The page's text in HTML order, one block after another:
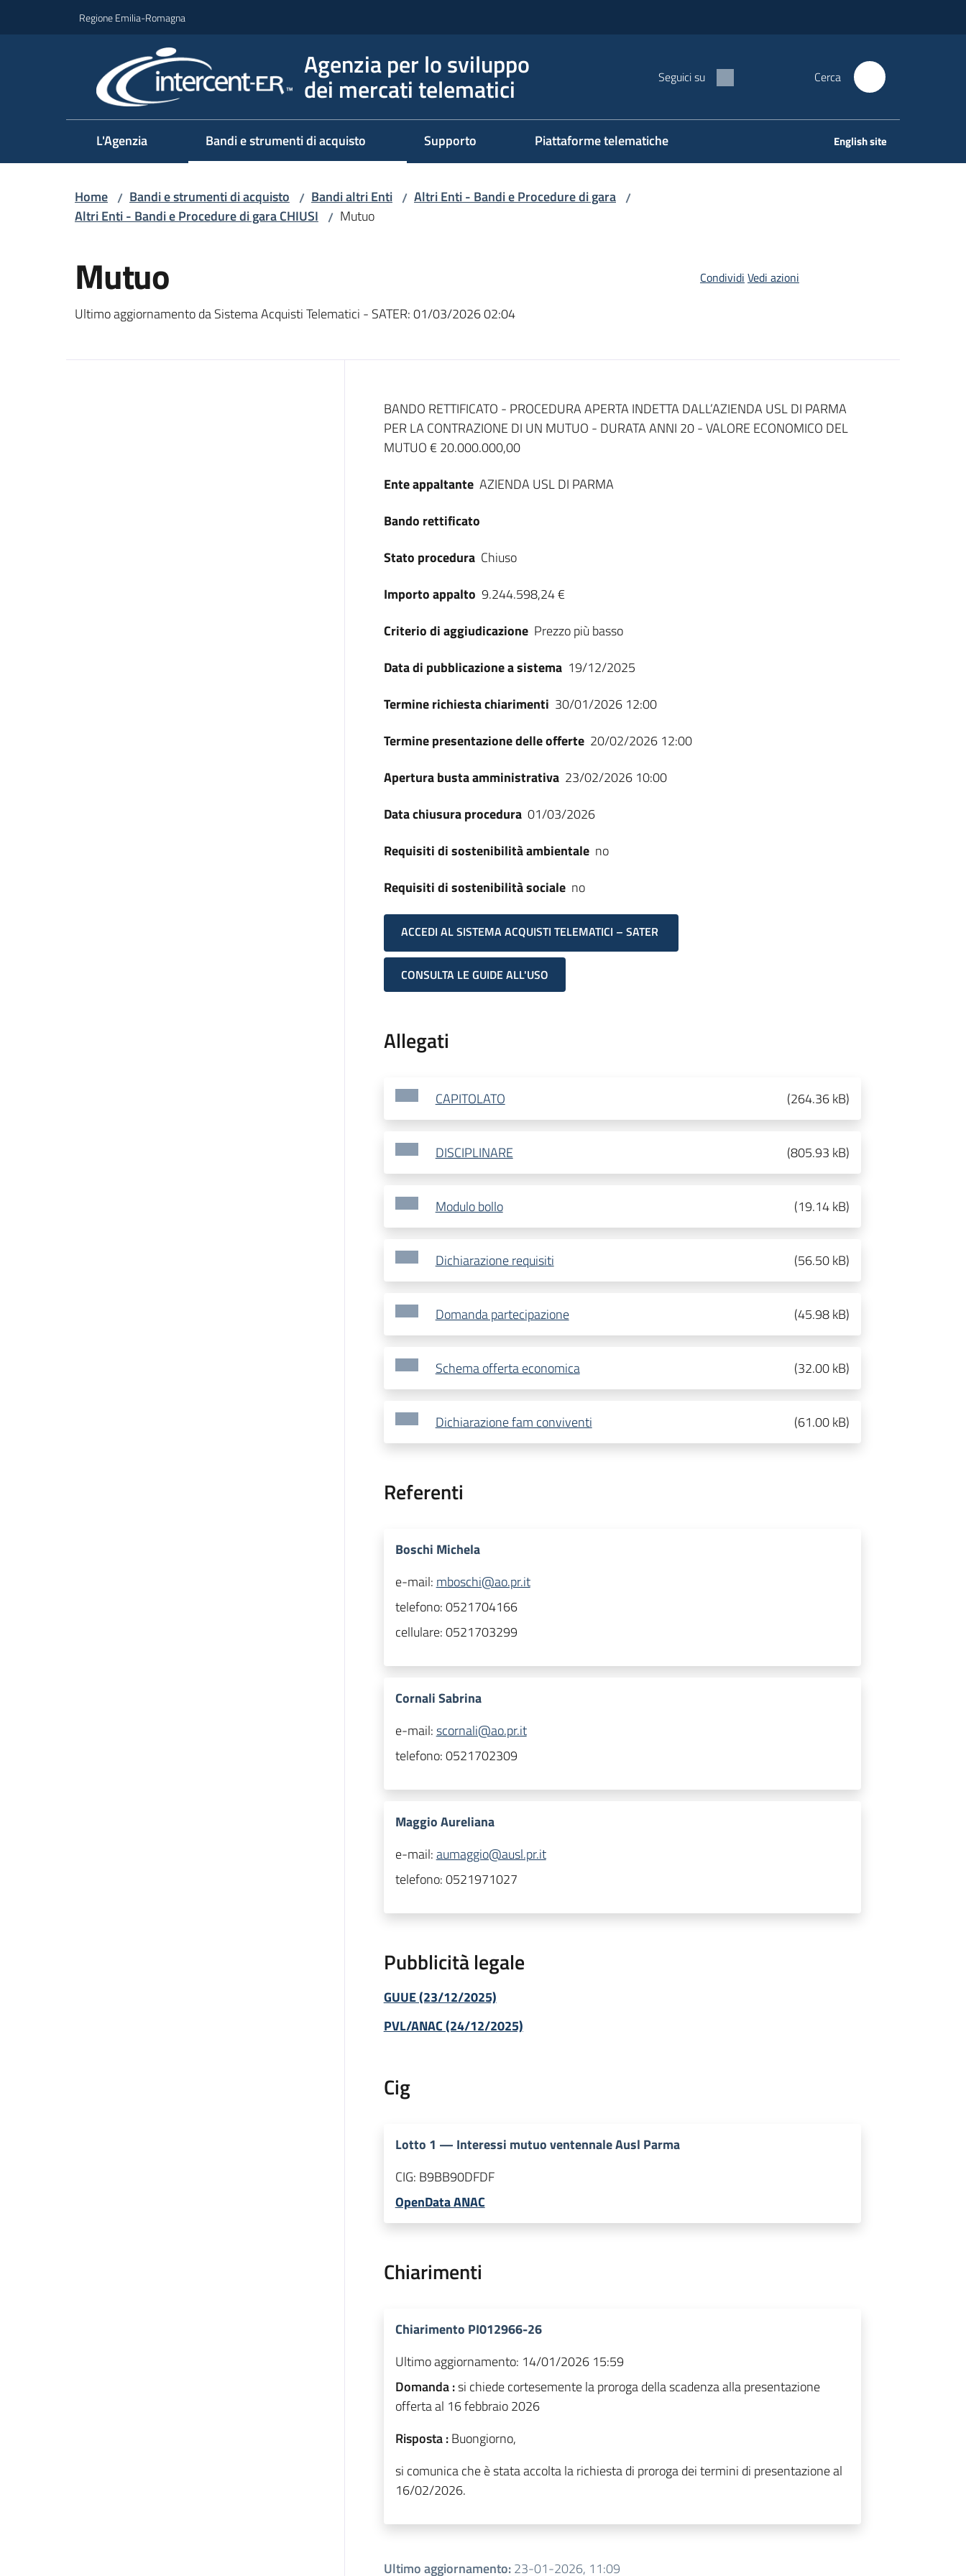
Regione Emilia-Romagna
Agenzia per lo sviluppo
dei mercati telematici Seguici su Cerca
L'Agenzia Bandi e strumenti di acquisto Supporto Piattaforme telematiche English site
Home / Bandi e strumenti di acquisto / Bandi altri Enti / Altri Enti - Bandi e Procedure di gara /
Altri Enti - Bandi e Procedure di gara CHIUSI / Mutuo
Mutuo
Ultimo aggiornamento da Sistema Acquisti Telematici - SATER:01/03/2026 02:04
Condividi Vedi azioni
Dati del bando
BANDO RETTIFICATO - PROCEDURA APERTA INDETTA DALL’AZIENDA USL DI PARMA
PER LA CONTRAZIONE DI UN MUTUO - DURATA ANNI 20 - VALORE ECONOMICO DEL
MUTUO € 20.000.000,00
Ente appaltante AZIENDA USL DI PARMA
Bando rettificato
Stato procedura Chiuso
Importo appalto 9.244.598,24 €
Criterio di aggiudicazione Prezzo più basso
Data di pubblicazione a sistema 19/12/2025
Termine richiesta chiarimenti 30/01/2026 12:00
Termine presentazione delle offerte 20/02/2026 12:00
Apertura busta amministrativa 23/02/2026 10:00
Data chiusura procedura 01/03/2026
Requisiti di sostenibilità ambientale no
Requisiti di sostenibilità sociale no
ACCEDI AL SISTEMA ACQUISTI TELEMATICI – SATER
CONSULTA LE GUIDE ALL'USO
Allegati
CAPITOLATO (264.36 kB)
DISCIPLINARE (805.93 kB)
Modulo bollo (19.14 kB)
Dichiarazione requisiti (56.50 kB)
Domanda partecipazione (45.98 kB)
Schema offerta economica (32.00 kB)
Dichiarazione fam conviventi (61.00 kB)
Referenti
Boschi Michela
e-mail: mboschi@ao.pr.it
telefono:0521704166
cellulare:0521703299
Cornali Sabrina
e-mail:scornali@ao.pr.it
telefono:0521702309
Maggio Aureliana
e-mail:aumaggio@ausl.pr.it
telefono:0521971027
Pubblicità legale
GUUE (23/12/2025)
PVL/ANAC (24/12/2025)
Cig
Lotto 1 — Interessi mutuo ventennale Ausl Parma
CIG: B9BB90DFDF
OpenData ANAC
Chiarimenti
Chiarimento PI012966-26
Ultimo aggiornamento: 14/01/2026 15:59
Domanda :si chiede cortesemente la proroga della scadenza alla presentazione
offerta al 16 febbraio 2026
Risposta :Buongiorno,
si comunica che è stata accolta la richiesta di proroga dei termini di presentazione al
16/02/2026.
Ultimo aggiornamento:23-01-2026, 11:09